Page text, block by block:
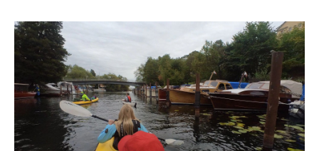
kan du se en film från dagen